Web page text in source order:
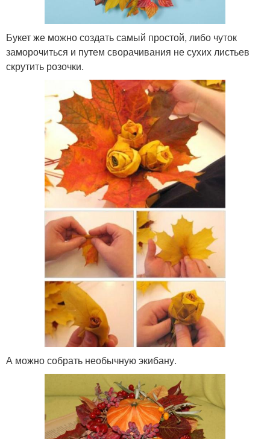
Букет же можно создать самый простой, либо чуток
заморочиться и путем сворачивания не сухих листьев
скрутить розочки.
А можно собрать необычную экибану.